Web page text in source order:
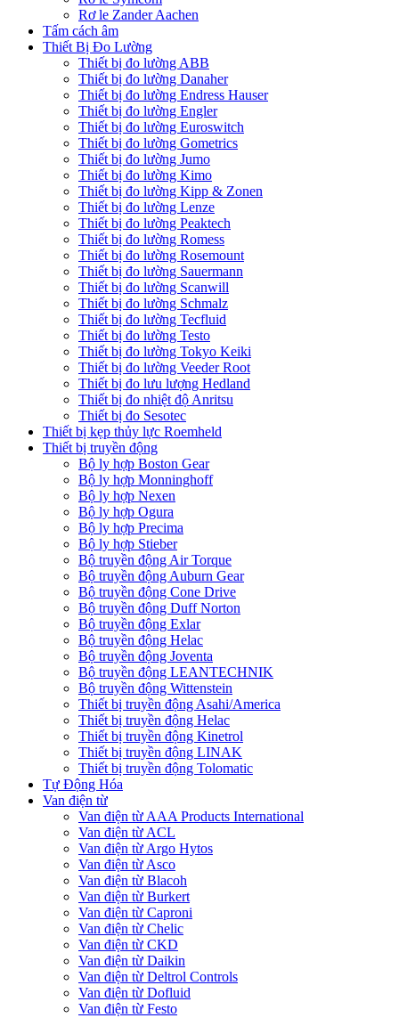
Rơ le Zander Aachen
Tấm cách âm
Thiết Bị Đo Lường
Thiết bị đo lường ABB
Thiết bị đo lường Danaher
Thiết bị đo lường Endress Hauser
Thiết bị đo lường Engler
Thiết bị đo lường Euroswitch
Thiết bị đo lường Gometrics
Thiết bị đo lường Jumo
Thiết bị đo lường Kimo
Thiết bị đo lường Kipp & Zonen
Thiết bị đo lường Lenze
Thiết bị đo lường Peaktech
Thiết bị đo lường Romess
Thiết bị đo lường Rosemount
Thiết bị đo lường Sauermann
Thiết bị đo lường Scanwill
Thiết bị đo lường Schmalz
Thiết bị đo lường Tecfluid
Thiết bị đo lường Testo
Thiết bị đo lường Tokyo Keiki
Thiết bị đo lường Veeder Root
Thiết bị đo lưu lượng Hedland
Thiết bị đo nhiệt độ Anritsu
Thiết bị đo Sesotec
Thiết bị kẹp thủy lực Roemheld
Thiết bị truyền động
Bộ ly hợp Boston Gear
Bộ ly hợp Monninghoff
Bộ ly hợp Nexen
Bộ ly hợp Ogura
Bộ ly hợp Precima
Bộ ly hợp Stieber
Bộ truyền động Air Torque
Bộ truyền động Auburn Gear
Bộ truyền động Cone Drive
Bộ truyền động Duff Norton
Bộ truyền động Exlar
Bộ truyền động Helac
Bộ truyền động Joventa
Bộ truyền động LEANTECHNIK
Bộ truyền động Wittenstein
Thiết bị truyền động Asahi/America
Thiết bị truyền động Helac
Thiết bị truyền động Kinetrol
Thiết bị truyền động LINAK
Thiết bị truyền động Tolomatic
Tự Động Hóa
Van điện từ
Van điện từ AAA Products International
Van điện từ ACL
Van điện từ Argo Hytos
Van điện từ Asco
Van điện từ Blacoh
Van điện từ Burkert
Van điện từ Caproni
Van điện từ Chelic
Van điện từ CKD
Van điện từ Daikin
Van điện từ Deltrol Controls
Van điện từ Dofluid
Van điện từ Festo